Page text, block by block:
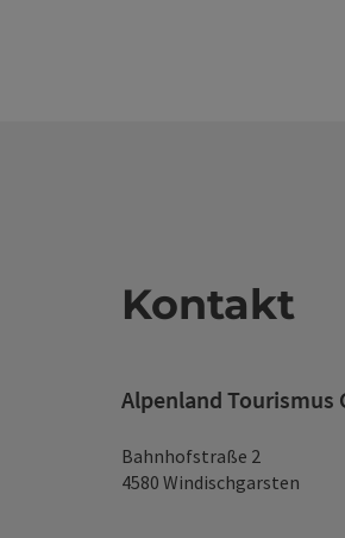
Kontakt
Alpenland Tourismus
Bahnhofstraße 2
4580 Windischgarsten